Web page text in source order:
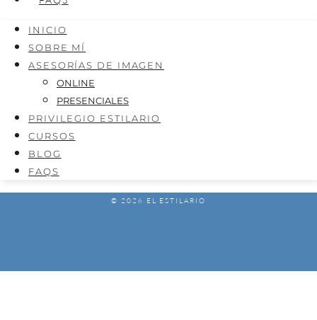
INICIO
SOBRE MÍ
ASESORÍAS DE IMAGEN
ONLINE
PRESENCIALES
PRIVILEGIO ESTILARIO
CURSOS
BLOG
FAQS
© 2026 EL ESTILARIO